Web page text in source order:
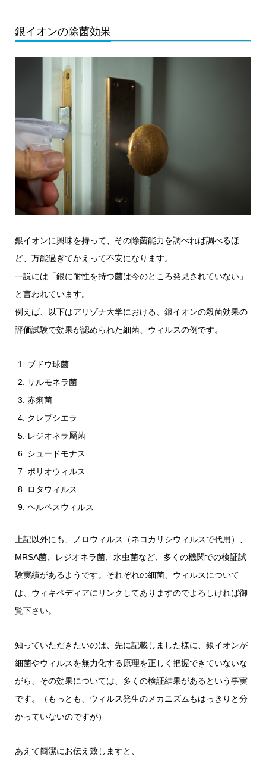
銀イオンの除菌効果
銀イオンに興味を持って、その除菌能力を調べれば調べるほ
ど、万能過ぎてかえって不安になります。
一説には「銀に耐性を持つ菌は今のところ発見されていない」
と言われています。
例えば、以下はアリゾナ大学における、銀イオンの殺菌効果の
評価試験で効果が認められた細菌、ウィルスの例です。
ブドウ球菌
サルモネラ菌
赤痢菌
クレブシエラ
レジオネラ屬菌
シュードモナス
ポリオウィルス
ロタウィルス
ヘルペスウィルス
上記以外にも、ノロウィルス（ネコカリシウィルスで代用）、
MRSA菌、レジオネラ菌、水虫菌など、多くの機関での検証試
験実績があるようです。それぞれの細菌、ウィルスについて
は、ウィキペディアにリンクしてありますのでよろしければ御
覧下さい。
知っていただきたいのは、先に記載しました様に、銀イオンが
細菌やウィルスを無力化する原理を正しく把握できていないな
がら、その効果については、多くの検証結果があるという事実
です。（もっとも、ウィルス発生のメカニズムもはっきりと分
かっていないのですが）
あえて簡潔にお伝え致しますと、